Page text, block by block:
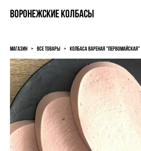
ВОРОНЕЖСКИЕ КОЛБАСЫ
магазин > все товары > колбаса вареная "первомайская"